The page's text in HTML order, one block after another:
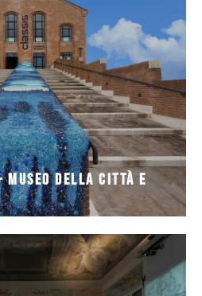
Museo della Città e
Museo della Città e
è uno dei più importanti
nonché un vero e proprio
sulla centralissima Via
con